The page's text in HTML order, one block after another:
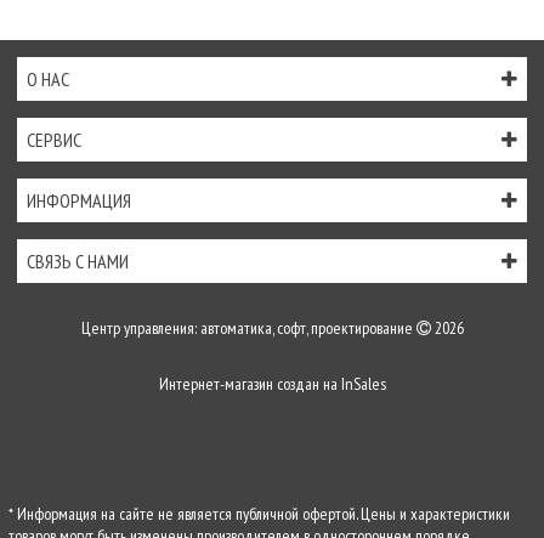
О НАС
СЕРВИС
ИНФОРМАЦИЯ
СВЯЗЬ С НАМИ
Центр управления: автоматика, софт, проектирование 2026
Интернет-магазин создан на InSales
* Информация на сайте не является публичной офертой. Цены и характеристики